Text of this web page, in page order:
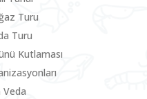
Turu
Turu
Kutlaması
Veda